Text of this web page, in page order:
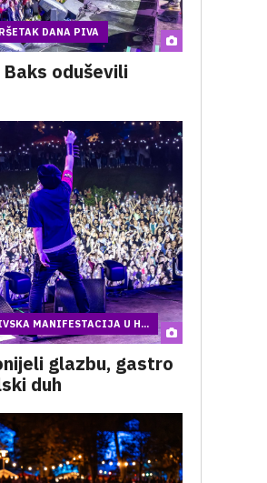
DANA PIVA
oduševili
MANIFESTACIJA U H...
glazbu, gastro
duh